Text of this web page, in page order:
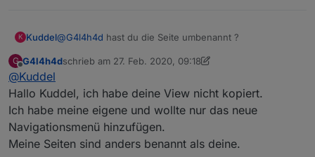
K Kuddel@G4l4h4d hast du die Seite umbenannt ?
Bei mir heißt sie 1000_Startseiten_view ?
G
Offline
G4l4h4dschrieb am 27. Feb. 2020, 09:18
zuletzt editiert von G4l4h4d
@Kuddel
Hallo Kuddel, ich habe deine View nicht kopiert.
Ich habe meine eigene und wollte nur das neue
Navigationsmenü hinzufügen.
Meine Seiten sind anders benannt als deine.